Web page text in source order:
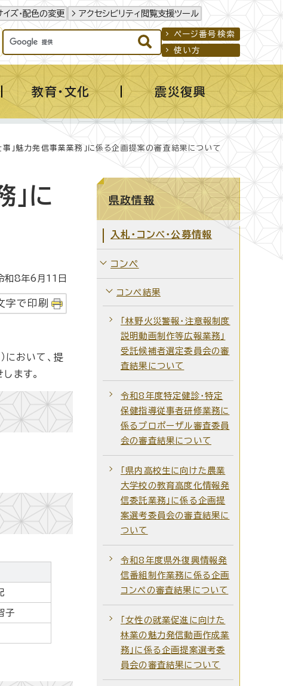
イズ・配色の変更 アクセシビリティ閲覧支援ツール
ページ番号検索
使い方
教育・文化 震災復興
」魅力発信事業業務」に係る企画提案の審査結果について
」に
8年6月11日
字で印刷
において、提
ます。
子
県政情報
入札・コンペ・公募情報
コンペ
コンペ結果
「林野火災警報・注意報制度
説明動画制作等広報業務」
受託候補者選定委員会の審
査結果について
令和8年度特定健診・特定
保健指導従事者研修業務に
係るプロポーザル審査委員
会の審査結果について
「県内高校生に向けた農業
大学校の教育高度化情報発
信委託業務」に係る企画提
案選考委員会の審査結果に
ついて
令和8年度県外復興情報発
信番組制作業務に係る企画
コンペの審査結果について
「女性の就業促進に向けた
林業の魅力発信動画作成業
務」に係る企画提案選考委
員会の審査結果について